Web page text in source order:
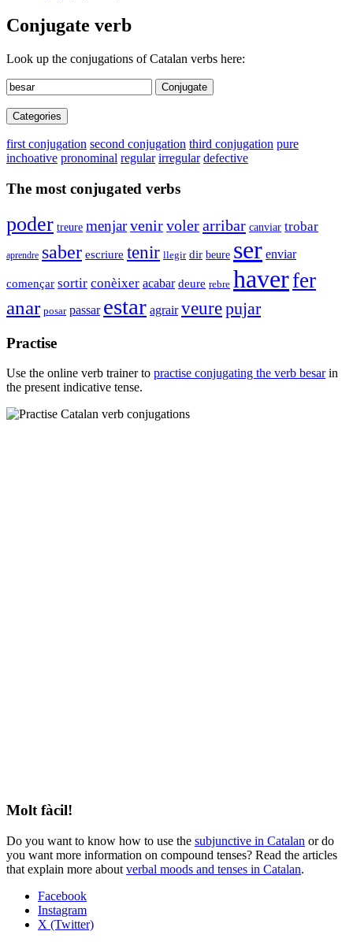
Conjugate verb
Look up the conjugations of Catalan verbs here:
Conjugate
Categories
first conjugation second conjugation third conjugation pure
inchoative pronominal regular irregular defective
The most conjugated verbs
poder treure menjarvenirvolerarribar canviar trobar
aprendre saber escriure tenir llegir dir beure ser enviar
començar sortir conèixer acabar deure rebre haverfer
anar posar passar estar agrair veurepujar
Practise
Use the online verb trainer to practise conjugating the verb besarin
the present indicative tense.
Molt fàcil!
Do you want to know how to use the subjunctive in Catalan or do
you want more information on compound tenses? Read the articles
that explain more about verbal moods and tenses in Catalan.
Facebook
Instagram
X (Twitter)